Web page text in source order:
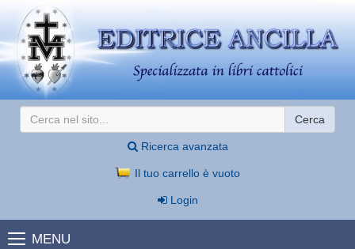
Cerca
Ricerca avanzata
Il tuo carrello è vuoto
Login
MENU